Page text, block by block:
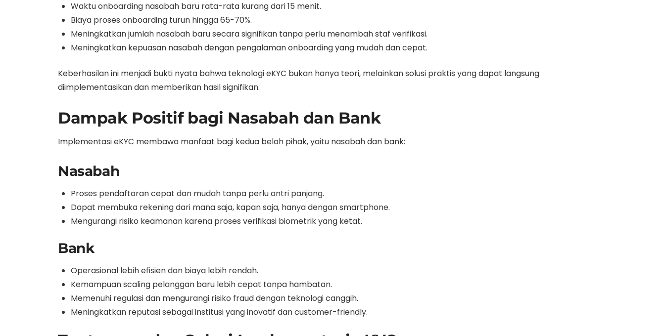
Waktu onboarding nasabah baru rata-rata kurang dari 15 menit.
Biaya proses onboarding turun hingga 65-70%.
Meningkatkan jumlah nasabah baru secara signifikan tanpa perlu menambah staf verifikasi.
Meningkatkan kepuasan nasabah dengan pengalaman onboarding yang mudah dan cepat.
Keberhasilan ini menjadi bukti nyata bahwa teknologi eKYC bukan hanya teori, melainkan solusi praktis yang dapat langsung
diimplementasikan dan memberikan hasil signifikan.
Dampak Positif bagi Nasabah dan Bank
Implementasi eKYC membawa manfaat bagi kedua belah pihak, yaitu nasabah dan bank:
Nasabah
Proses pendaftaran cepat dan mudah tanpa perlu antri panjang.
Dapat membuka rekening dari mana saja, kapan saja, hanya dengan smartphone.
Mengurangi risiko keamanan karena proses verifikasi biometrik yang ketat.
Bank
Operasional lebih efisien dan biaya lebih rendah.
Kemampuan scaling pelanggan baru lebih cepat tanpa hambatan.
Memenuhi regulasi dan mengurangi risiko fraud dengan teknologi canggih.
Meningkatkan reputasi sebagai institusi yang inovatif dan customer-friendly.